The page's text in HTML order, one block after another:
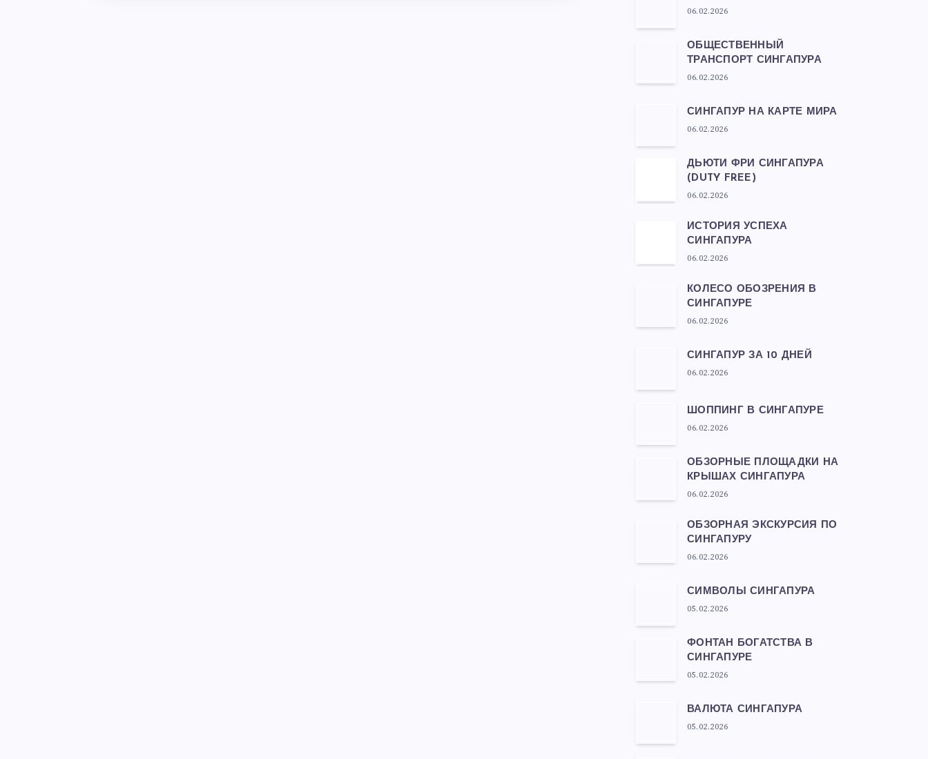
06.02.2026
ОБЩЕСТВЕННЫЙ
ТРАНСПОРТ СИНГАПУРА
06.02.2026
СИНГАПУР НА КАРТЕ МИРА
06.02.2026
ДЬЮТИ ФРИ СИНГАПУРА
(DUTY FREE)
06.02.2026
ИСТОРИЯ УСПЕХА
СИНГАПУРА
06.02.2026
КОЛЕСО ОБОЗРЕНИЯ В
СИНГАПУРЕ
06.02.2026
СИНГАПУР ЗА 10 ДНЕЙ
06.02.2026
ШОППИНГ В СИНГАПУРЕ
06.02.2026
ОБЗОРНЫЕ ПЛОЩАДКИ НА
КРЫШАХ СИНГАПУРА
06.02.2026
ОБЗОРНАЯ ЭКСКУРСИЯ ПО
СИНГАПУРУ
06.02.2026
СИМВОЛЫ СИНГАПУРА
05.02.2026
ФОНТАН БОГАТСТВА В
СИНГАПУРЕ
05.02.2026
ВАЛЮТА СИНГАПУРА
05.02.2026